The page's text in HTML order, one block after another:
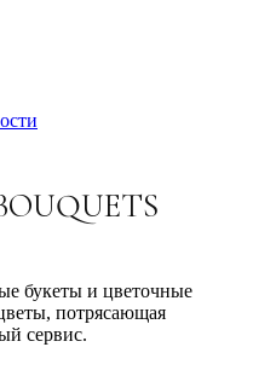
букеты и цветочные
потрясающая
сервис.